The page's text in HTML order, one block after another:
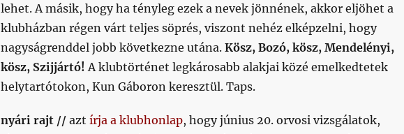
lehet. A másik, hogy ha tényleg ezek a nevek jönnének, akkor eljöhet a
klubházban régen várt teljes söprés, viszont nehéz elképzelni, hogy
nagyságrenddel jobb következne utána. Kösz, Bozó, kösz, Mendelényi,
kösz, Szijjártó! A klubtörténet legkárosabb alakjai közé emelkedtetek
helytartótokon, Kun Gáboron keresztül. Taps.
nyári rajt //azt írja a klubhonlap, hogy június 20. orvosi vizsgálatok,